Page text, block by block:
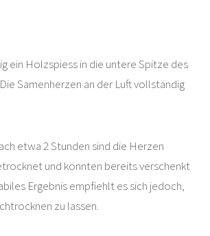
ein Holzspiess in die untere Spitze des
Samenherzen an der Luft vollständig
etwa 2 Stunden sind die Herzen
und könnten bereits verschenkt
Ergebnis empfiehlt es sich jedoch,
zu lassen.